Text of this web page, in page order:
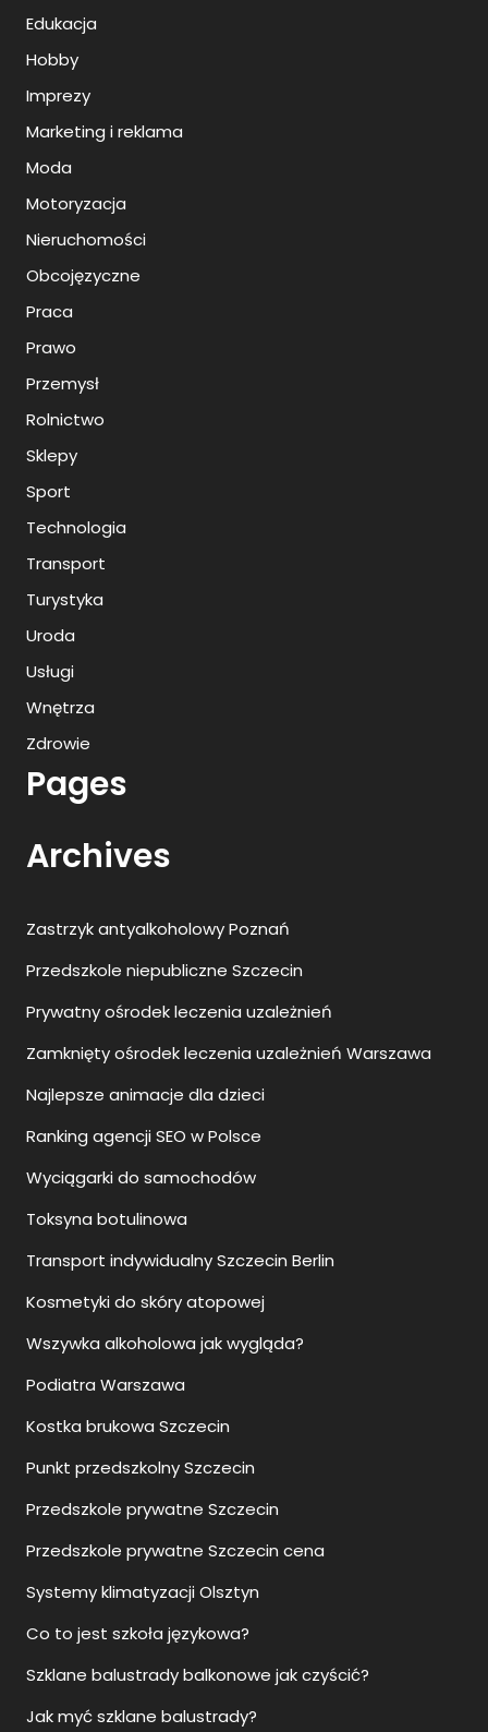
Edukacja
Hobby
Imprezy
Marketing i reklama
Moda
Motoryzacja
Nieruchomości
Obcojęzyczne
Praca
Prawo
Przemysł
Rolnictwo
Sklepy
Sport
Technologia
Transport
Turystyka
Uroda
Usługi
Wnętrza
Zdrowie
Pages
Archives
Zastrzyk antyalkoholowy Poznań
Przedszkole niepubliczne Szczecin
Prywatny ośrodek leczenia uzależnień
Zamknięty ośrodek leczenia uzależnień Warszawa
Najlepsze animacje dla dzieci
Ranking agencji SEO w Polsce
Wyciągarki do samochodów
Toksyna botulinowa
Transport indywidualny Szczecin Berlin
Kosmetyki do skóry atopowej
Wszywka alkoholowa jak wygląda?
Podiatra Warszawa
Kostka brukowa Szczecin
Punkt przedszkolny Szczecin
Przedszkole prywatne Szczecin
Przedszkole prywatne Szczecin cena
Systemy klimatyzacji Olsztyn
Co to jest szkoła językowa?
Szklane balustrady balkonowe jak czyścić?
Jak myć szklane balustrady?